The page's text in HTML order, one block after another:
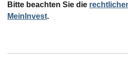
Bitte beachten Sie die
MeinInvest.